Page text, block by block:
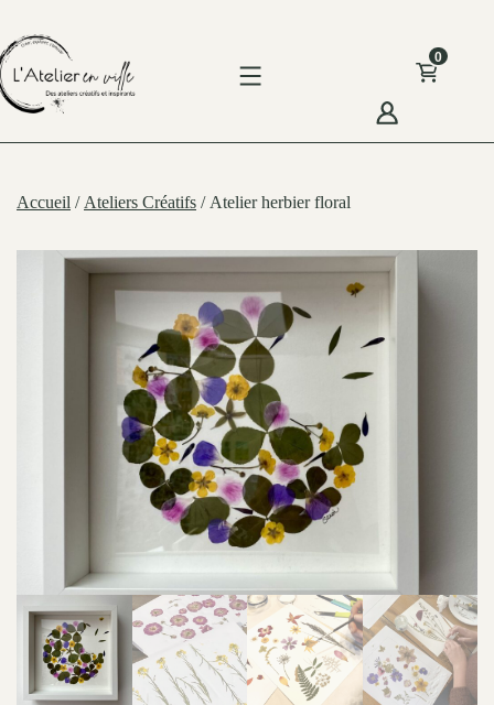
to
content
0
Accueil / Ateliers Créatifs / Atelier herbier floral